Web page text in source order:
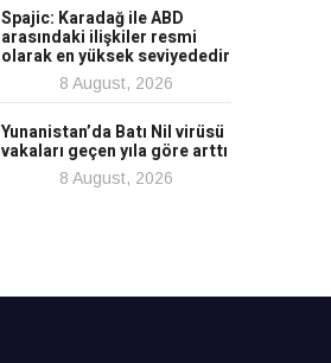
Spajic: Karadağ ile ABD
arasındaki ilişkiler resmi
olarak en yüksek seviyededir
8 August, 2026
Yunanistan’da Batı Nil virüsü
vakaları geçen yıla göre arttı
8 August, 2026